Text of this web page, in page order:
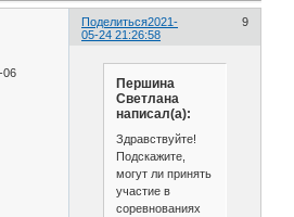
Поделиться 9
2021-
05-24 21:26:58
06
Першина
Светлана
написал(а):
Здравствуйте!
Подскажите,
могут ли принять
участие в
соревнованиях